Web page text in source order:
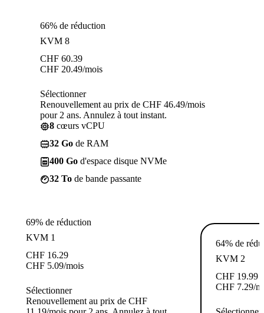
66% de réduction
KVM 8
CHF 60.39
CHF 20.49/mois
Sélectionner
Renouvellement au prix de CHF 46.49/mois
pour 2 ans. Annulez à tout instant.
8 cœurs vCPU
32 Go de RAM
400 Go d'espace disque NVMe
32 To de bande passante
69% de réduction
KVM 1
CHF 16.29
CHF 5.09/mois
Sélectionner
Renouvellement au prix de CHF
64% de
KVM 2
CHF 19.99
CHF 7.29/